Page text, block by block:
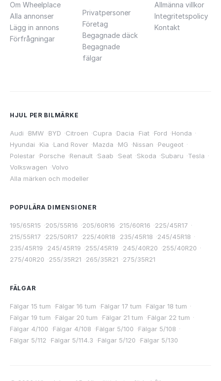
Om Wheelplace
Alla annonser
Lägg in annons
Förfrågningar
Privatpersoner
Företag
Begagnade däck
Begagnade
fälgar
Allmänna villkor
Integritetspolicy
Kontakt
HJUL PER BILMÄRKE
Audi ·BMW ·BYD ·Citroen ·Cupra ·Dacia ·Fiat ·Ford ·Honda ·
Hyundai ·Kia ·Land Rover ·Mazda ·MG ·Nissan ·Peugeot ·
Polestar ·Porsche ·Renault ·Saab ·Seat ·Skoda ·Subaru ·Tesla ·
Volkswagen ·Volvo
Alla märken och modeller
POPULÄRA DIMENSIONER
195/65R15 ·205/55R16 ·205/60R16 ·215/60R16 ·225/45R17 ·
215/55R17 ·225/50R17 ·225/40R18 ·235/45R18 ·245/45R18 ·
235/45R19 ·245/45R19 ·255/45R19 ·245/40R20 ·255/40R20 ·
275/40R20 ·255/35R21 ·265/35R21 ·275/35R21
FÄLGAR
Fälgar 15 tum ·Fälgar 16 tum ·Fälgar 17 tum ·Fälgar 18 tum ·
Fälgar 19 tum ·Fälgar 20 tum ·Fälgar 21 tum ·Fälgar 22 tum ·
Fälgar 4/100 ·Fälgar 4/108 ·Fälgar 5/100 ·Fälgar 5/108 ·
Fälgar 5/112 ·Fälgar 5/114.3 ·Fälgar 5/120 ·Fälgar 5/130